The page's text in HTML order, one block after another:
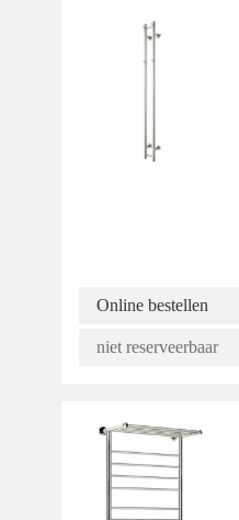
Online bestellen
niet reserveerbaar